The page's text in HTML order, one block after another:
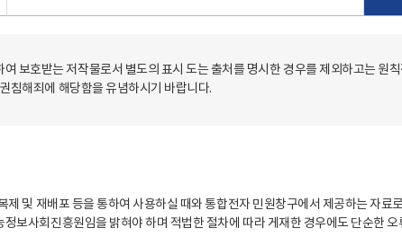
보호받는 저작물로서 별도의 표시 도는 출처를 명시한 경우를 제외하고는 원
침해죄에 해당함을 유념하시기 바랍니다.
및 재배포 등을 통하여 사용하실 때와 통합전자 민원창구에서 제공하는 자료
보사회진흥원임을 밝혀야 하며 적법한 절차에 따라 게재한 경우에도 단순한